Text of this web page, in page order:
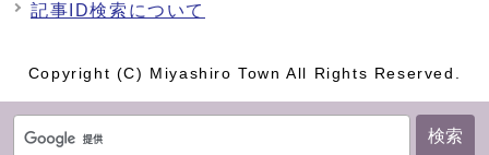
検索
記事ID検索について
Copyright (C) Miyashiro Town All Rights Reserved.